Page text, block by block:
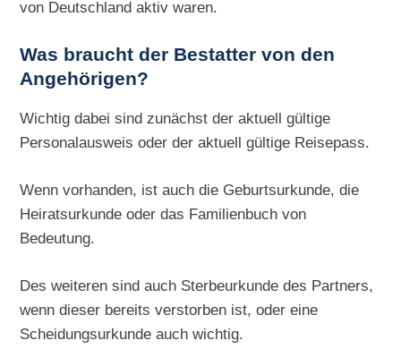
von Deutschland aktiv waren.
Was braucht der Bestatter von den
Angehörigen?
Wichtig dabei sind zunächst der aktuell gültige
Personalausweis oder der aktuell gültige Reisepass.
Wenn vorhanden, ist auch die Geburtsurkunde, die
Heiratsurkunde oder das Familienbuch von
Bedeutung.
Des weiteren sind auch Sterbeurkunde des Partners,
wenn dieser bereits verstorben ist, oder eine
Scheidungsurkunde auch wichtig.